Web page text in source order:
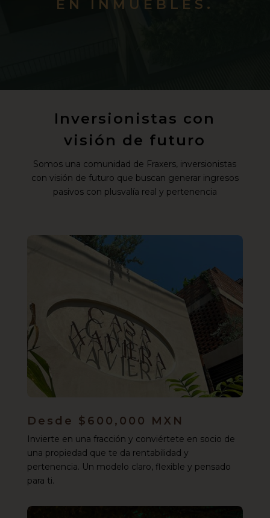
EN INMUEBLES.
Inversionistas con
visión de futuro
Somos una comunidad de Fraxers, inversionistas
con visión de futuro que buscan generar ingresos
pasivos con plusvalía real y pertenencia
Desde $600,000 MXN
Invierte en una fracción y conviértete en socio de
una propiedad que te da rentabilidad y
pertenencia. Un modelo claro, flexible y pensado
para ti.